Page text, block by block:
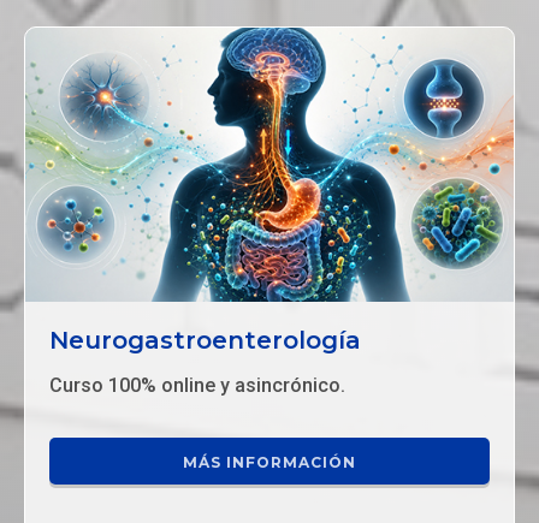
Neurogastroenterología
Curso 100% online y asincrónico.
MÁS INFORMACIÓN